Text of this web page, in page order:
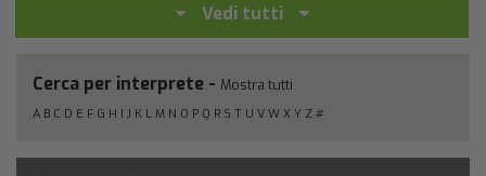
Vedi tutti
Cerca per interprete - Mostra tutti
A B C D E F G H I J K L M N O P Q R S T U V W X Y Z #